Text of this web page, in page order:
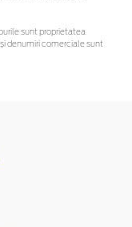
sunt proprietatea
denumiri comerciale sunt